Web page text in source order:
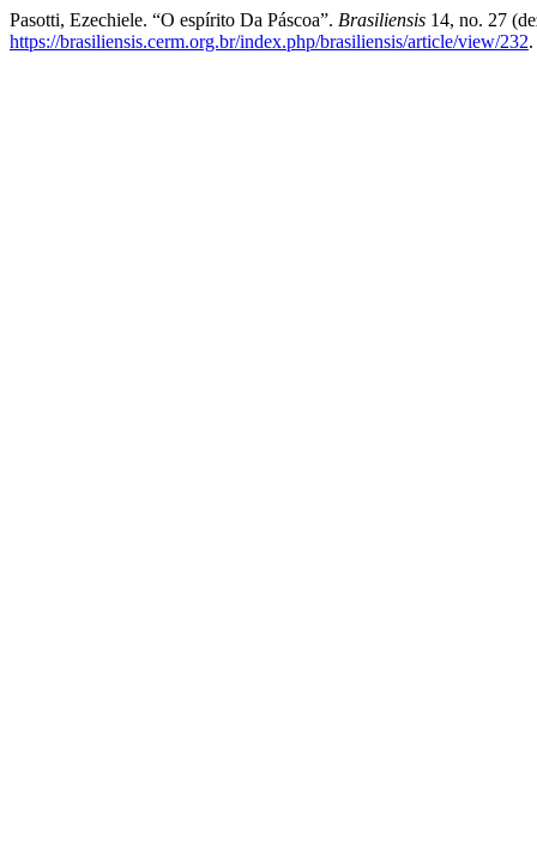
Pasotti, Ezechiele. “O espírito Da Páscoa”. Brasiliensis 14, no. 27
https://brasiliensis.cerm.org.br/index.php/brasiliensis/article/view/232.